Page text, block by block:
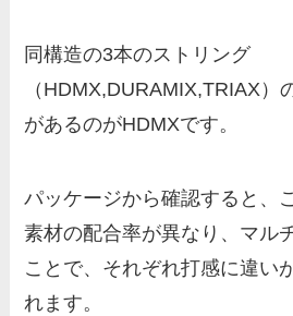
同構造の3本のストリング
（HDMX,DURAMIX,TRIAX）
があるのがHDMXです。
パッケージから確認すると、
素材の配合率が異なり、マル
ことで、それぞれ打感に違い
れます。